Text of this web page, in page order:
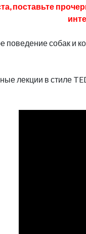
поставьте
собак и
лекции в стиле